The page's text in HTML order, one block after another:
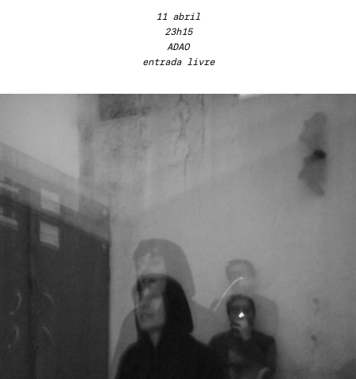
11 abril
23h15
ADAO
entrada livre